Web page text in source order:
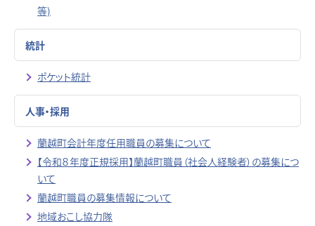
等)
統計
ポケット統計
人事・採用
蘭越町会計年度任用職員の募集について
【令和８年度正規採用】蘭越町職員（社会人経験者）の募集につ
いて
蘭越町職員の募集情報について
地域おこし協力隊